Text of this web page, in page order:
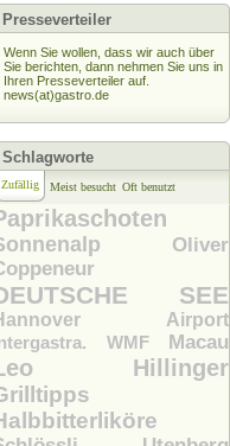
Presseverteiler
Wenn Sie wollen, dass wir auch über
Sie berichten, dann nehmen Sie uns in
Ihren Presseverteiler auf.
news(at)gastro.de
Schlagworte
Zufällig Meist besucht Oft benutzt
Oliver
SEE
Airport
WMF Macau
Hillinger